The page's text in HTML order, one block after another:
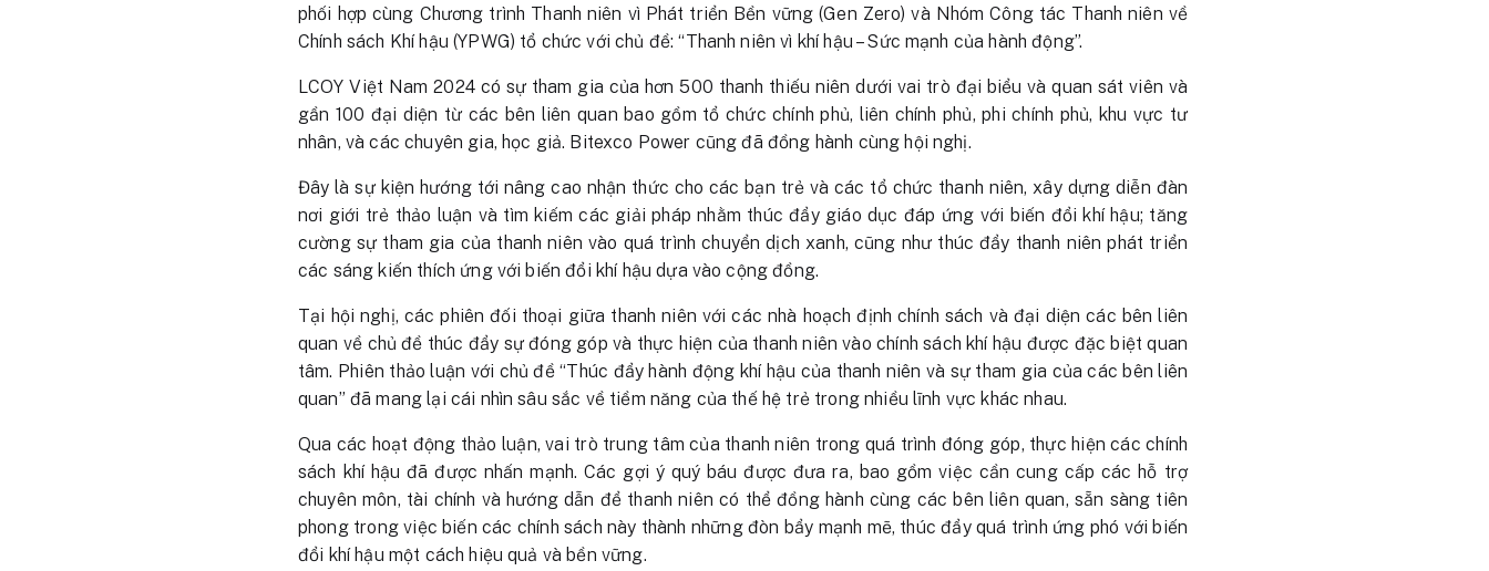
phối hợp cùng Chương trình Thanh niên vì Phát triển Bền vững (Gen Zero) và Nhóm Công tác Thanh niên về
Chính sách Khí hậu (YPWG) tổ chức với chủ đề: “Thanh niên vì khí hậu – Sức mạnh của hành động”.
LCOY Việt Nam 2024 có sự tham gia của hơn 500 thanh thiếu niên dưới vai trò đại biểu và quan sát viên và
gần 100 đại diện từ các bên liên quan bao gồm tổ chức chính phủ, liên chính phủ, phi chính phủ, khu vực tư
nhân, và các chuyên gia, học giả. Bitexco Power cũng đã đồng hành cùng hội nghị.
Đây là sự kiện hướng tới nâng cao nhận thức cho các bạn trẻ và các tổ chức thanh niên, xây dựng diễn đàn
nơi giới trẻ thảo luận và tìm kiếm các giải pháp nhằm thúc đẩy giáo dục đáp ứng với biến đổi khí hậu; tăng
cường sự tham gia của thanh niên vào quá trình chuyển dịch xanh, cũng như thúc đẩy thanh niên phát triển
các sáng kiến thích ứng với biến đổi khí hậu dựa vào cộng đồng.
Tại hội nghị, các phiên đối thoại giữa thanh niên với các nhà hoạch định chính sách và đại diện các bên liên
quan về chủ đề thúc đẩy sự đóng góp và thực hiện của thanh niên vào chính sách khí hậu được đặc biệt quan
tâm. Phiên thảo luận với chủ đề “Thúc đẩy hành động khí hậu của thanh niên và sự tham gia của các bên liên
quan” đã mang lại cái nhìn sâu sắc về tiềm năng của thế hệ trẻ trong nhiều lĩnh vực khác nhau.
Qua các hoạt động thảo luận, vai trò trung tâm của thanh niên trong quá trình đóng góp, thực hiện các chính
sách khí hậu đã được nhấn mạnh. Các gợi ý quý báu được đưa ra, bao gồm việc cần cung cấp các hỗ trợ
chuyên môn, tài chính và hướng dẫn để thanh niên có thể đồng hành cùng các bên liên quan, sẵn sàng tiên
phong trong việc biến các chính sách này thành những đòn bẩy mạnh mẽ, thúc đẩy quá trình ứng phó với biến
đổi khí hậu một cách hiệu quả và bền vững.